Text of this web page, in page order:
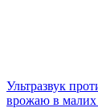
Ультразвук
врожаю в малих